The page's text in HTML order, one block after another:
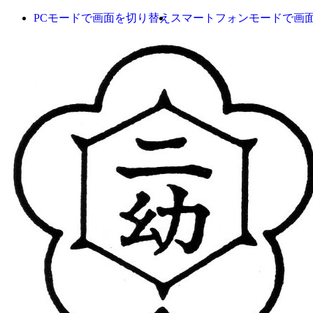
PCモードで画面を切り替え スマートフォンモードで画